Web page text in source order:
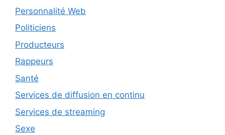
Personnalité Web
Politiciens
Producteurs
Rappeurs
Santé
Services de diffusion en continu
Services de streaming
Sexe